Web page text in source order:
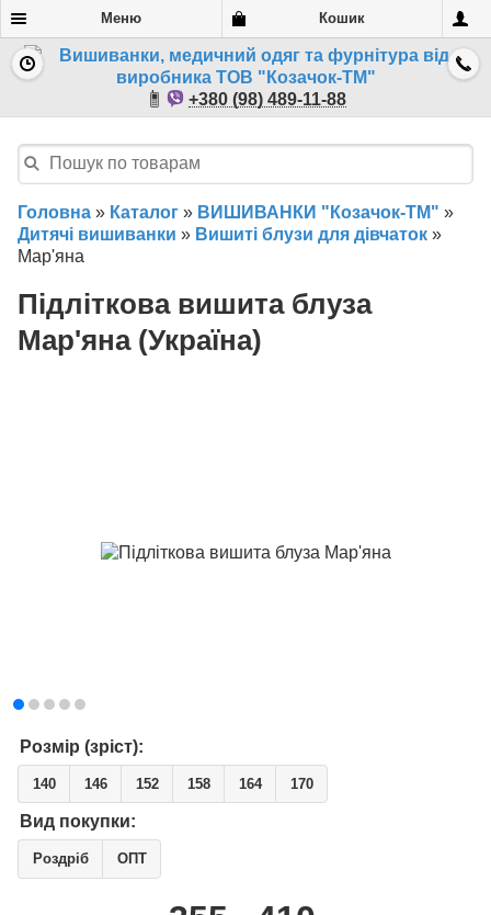
Меню Кошик
+380 (98) 489-11-88
Головна » Каталог » ВИШИВАНКИ "Козачок-ТМ" »
Дитячі вишиванки » Вишиті блузи для дівчаток »
Мар'яна
Підліткова вишита блуза
Мар'яна (Україна)
Розмір (зріст):
140 146 152 158 164 170
Вид покупки:
Роздріб ОПТ